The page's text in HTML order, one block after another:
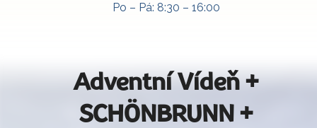
Po – Pá: 8:30 – 16:00
Adventní Vídeň +
SCHÖNBRUNN +